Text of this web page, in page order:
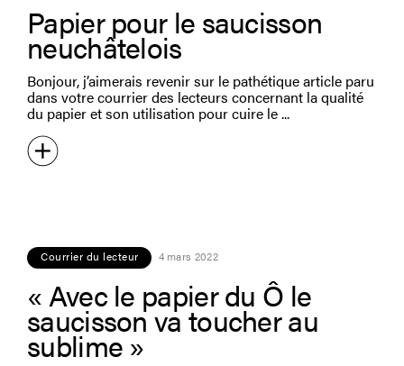
Papier pour le saucisson
neuchâtelois
Bonjour, j’aimerais revenir sur le pathétique article paru
dans votre courrier des lecteurs concernant la qualité
du papier et son utilisation pour cuire le
Courrier du lecteur 4 mars 2022
« Avec le papier du Ô le
saucisson va toucher au
sublime »